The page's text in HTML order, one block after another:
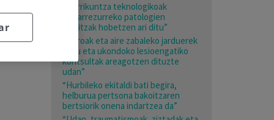
“Berrikuntza teknologikoak
bizkarrezurreko patologien
emaitzak hobetzen ari ditu”
“Beroak eta aire zabaleko jarduerek
esku eta ukondoko lesioengatiko
kontsultak areagotzen dituzte
udan”
“Hurbileko ekitaldi bati begira,
helburua pertsona bakoitzaren
bertsiorik onena indartzea da”